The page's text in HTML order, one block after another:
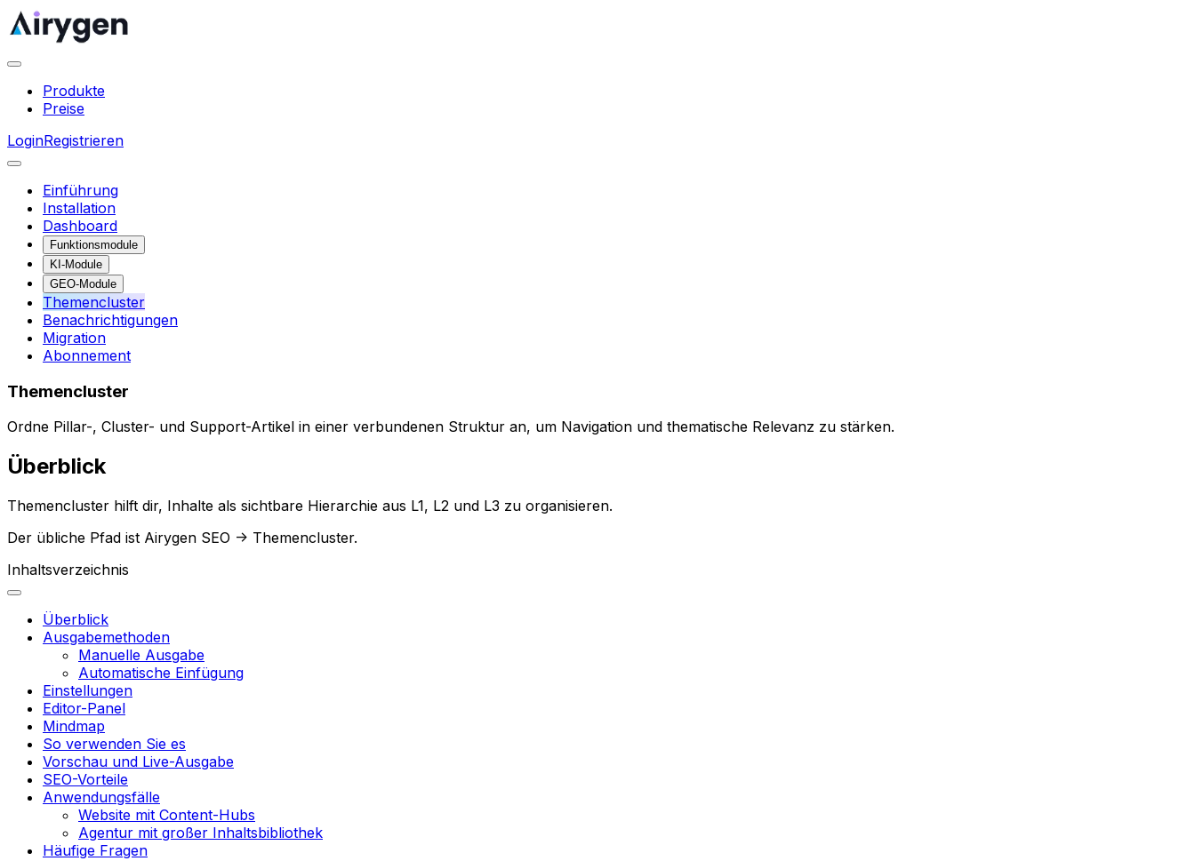
Produkte
Preise
LoginRegistrieren
Einführung
Installation
Dashboard
Funktionsmodule
KI-Module
GEO-Module
Themencluster
Benachrichtigungen
Migration
Abonnement
Themencluster
Ordne Pillar-, Cluster- und Support-Artikel in einer verbundenen Struktur an, um Navigation und thematische Relevanz zu stärken.
Überblick
Themencluster hilft dir, Inhalte als sichtbare Hierarchie aus L1, L2 und L3 zu organisieren.
Der übliche Pfad ist Airygen SEO -> Themencluster.
Inhaltsverzeichnis
Überblick
Ausgabemethoden
Manuelle Ausgabe
Automatische Einfügung
Einstellungen
Editor-Panel
Mindmap
So verwenden Sie es
Vorschau und Live-Ausgabe
SEO-Vorteile
Anwendungsfälle
Website mit Content-Hubs
Agentur mit großer Inhaltsbibliothek
Häufige Fragen